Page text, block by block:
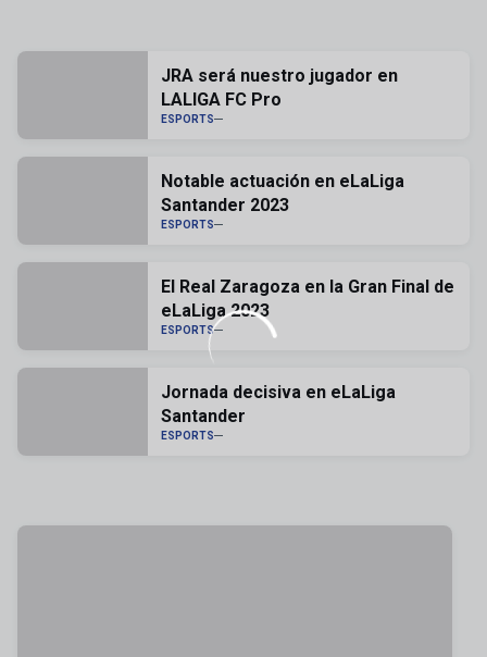
JRA será nuestro jugador en
LALIGA FC Pro
ESPORTS
Notable actuación en eLaLiga
Santander 2023
ESPORTS
El Real Zaragoza en la Gran Final de
eLaLiga 2023
ESPORTS
Jornada decisiva en eLaLiga
Santander
ESPORTS